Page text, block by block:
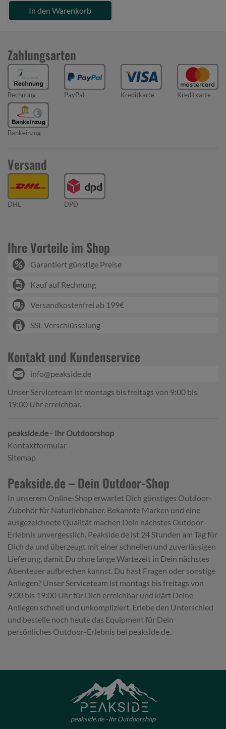
In den Warenkorb
Zahlungsarten
Rechnung PayPal Kreditkarte Kreditkarte
Bankeinzug
Versand
DHL DPD
Ihre Vorteile im Shop
Garantiert günstige Preise
Kauf auf Rechnung
Versandkostenfrei ab 199€
SSL Verschlüsselung
Kontakt und Kundenservice
info@peakside.de
Unser Serviceteam ist montags bis freitags von 9:00 bis
19:00 Uhr erreichbar.
peakside.de - Ihr Outdoorshop
Kontaktformular
Sitemap
Peakside.de – Dein Outdoor-Shop
In unserem Online-Shop erwartet Dich günstiges Outdoor-
Zubehör für Naturliebhaber. Bekannte Marken und eine
ausgezeichnete Qualität machen Dein nächstes Outdoor-
Erlebnis unvergesslich. Peakside.de ist 24 Stunden am Tag für
Dich da und überzeugt mit einer schnellen und zuverlässigen
Lieferung, damit Du ohne lange Wartezeit in Dein nächstes
Abenteuer aufbrechen kannst. Du hast Fragen oder sonstige
Anliegen? Unser Serviceteam ist montags bis freitags von
9:00 bis 19:00 Uhr für Dich erreichbar und klärt Deine
Anliegen schnell und unkompliziert. Erlebe den Unterschied
und bestelle noch heute das Equipment für Dein
persönliches Outdoor-Erlebnis bei peakside.de.
peakside.de - Ihr Outdoorshop